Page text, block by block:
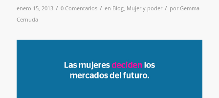
enero 15, 2013 / 0 Comentarios / en Blog, Mujer y poder / porGemma
Cernuda